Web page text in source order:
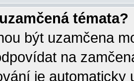
témata?
být uzamčena
na
je automaticky